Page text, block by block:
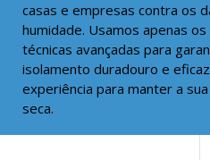
casas e empresas contra os
humidade. Usamos apenas
técnicas avançadas para
isolamento duradouro e
experiência para manter a
seca.